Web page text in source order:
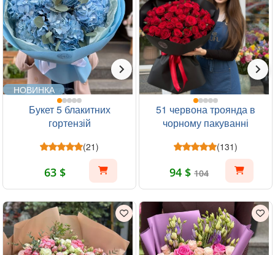
НОВИНКА
Букет 5 блакитних
гортензій
(21)
63 $
51 червона троянда в
чорному пакуванні
(131)
94 $ 104